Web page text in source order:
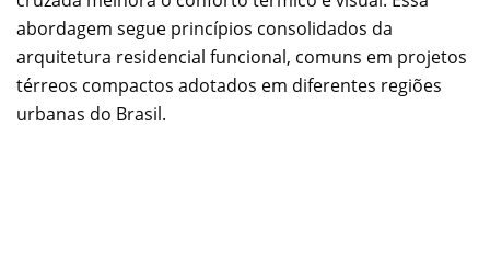
abordagem segue princípios consolidados da
arquitetura residencial funcional, comuns em projetos
térreos compactos adotados em diferentes regiões
urbanas do Brasil.